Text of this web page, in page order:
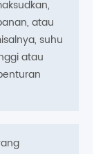
atau
suhu
atau